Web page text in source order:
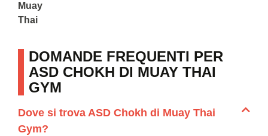
Muay
Thai
DOMANDE FREQUENTI PER
ASD CHOKH DI MUAY THAI
GYM
Dove si trova ASD Chokh di Muay Thai
Gym?